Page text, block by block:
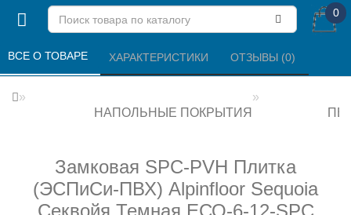
0
НАПОЛЬНЫЕ ПОКРЫТИЯ
Замковая SPC-PVH Плитка
(ЭСПиСи-ПВХ) Alpinfloor Sequoia
Секвойя Темная ЕСО-6-12-SPC
ВСЕ О ТОВАРЕ ХАРАКТЕРИСТИКИ ОТЗЫВЫ (0)